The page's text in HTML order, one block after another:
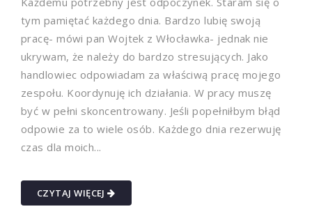
tym pamiętać każdego dnia. Bardzo lubię swoją
pracę- mówi pan Wojtek z Włocławka- jednak nie
ukrywam, że należy do bardzo stresujących. Jako
handlowiec odpowiadam za właściwą pracę mojego
zespołu. Koordynuję ich działania. W pracy muszę
być w pełni skoncentrowany. Jeśli popełniłbym błąd
odpowie za to wiele osób. Każdego dnia rezerwuję
czas dla moich...
CZYTAJ WIĘCEJ